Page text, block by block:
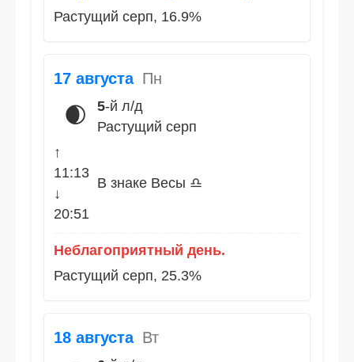
Растущий серп, 16.9%
17 августа Пн
🌒 5-й л/д
Растущий серп
↑
11:13
↓
20:51
В знаке Весы ♎
Неблагоприятный день.
Растущий серп, 25.3%
18 августа Вт